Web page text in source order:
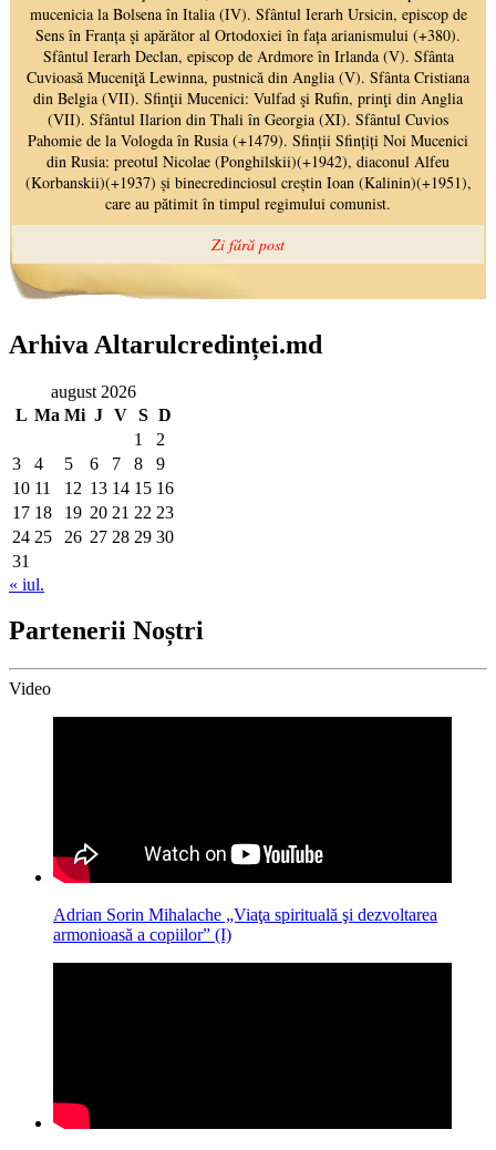
Arhiva Altarulcredinței.md
august 2026
L Ma Mi J V S D
1
2
3
4 5 6 7 8
9
10 11 12 13 14 15 16
17 18 19 20 21 22 23
24 25 26 27 28 29 30
31
« iul.
Partenerii Noștri
Video
Adrian Sorin Mihalache „Viaţa spirituală şi dezvoltarea
armonioasă a copiilor” (I)